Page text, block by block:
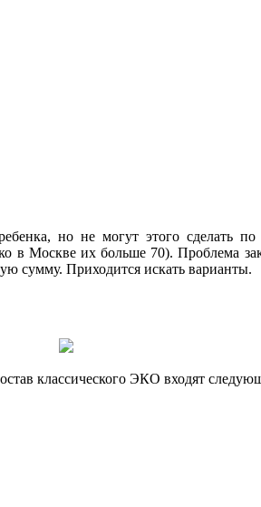
но не могут этого сделать
в Москве их больше 70). Проблема
сумму. Приходится искать варианты.
классического ЭКО входят